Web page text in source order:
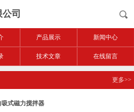
司
产品展示 新闻中心
技术文章 在线留言
更多>>
吸式磁力搅拌器